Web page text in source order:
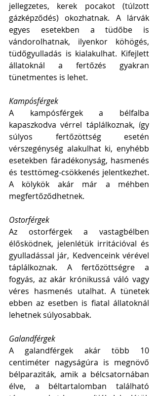
jellegzetes, kerek pocakot (túlzott
gázképződés) okozhatnak. A lárvák
egyes esetekben a tüdőbe is
vándorolhatnak, ilyenkor köhögés,
tüdőgyulladás is kialakulhat. Kifejlett
állatoknál a fertőzés gyakran
tünetmentes is lehet.
Kampósférgek
A kampósférgek a bélfalba
kapaszkodva vérrel táplálkoznak, így
súlyos fertőzöttség esetén
vérszegénység alakulhat ki, enyhébb
esetekben fáradékonyság, hasmenés
és testtömeg-csökkenés jelentkezhet.
A kölykök akár már a méhben
megfertőződhetnek.
Ostorférgek
Az ostorférgek a vastagbélben
élősködnek, jelenlétük irritációval és
gyulladással jár, Kedvenceink vérével
táplálkoznak. A fertőzöttségre a
fogyás, az akár krónikussá váló vagy
véres hasmenés utalhat. A tünetek
ebben az esetben is fiatal állatoknál
lehetnek súlyosabbak.
Galandférgek
A galandférgek akár több 10
centiméter nagyságúra is megnövő
bélparaziták, amik a bélcsatornában
élve, a béltartalomban található